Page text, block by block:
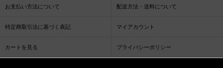
お支払い方法について 配送方法・送料について
特定商取引法に基づく表記 マイアカウント
カートを見る プライバシーポリシー